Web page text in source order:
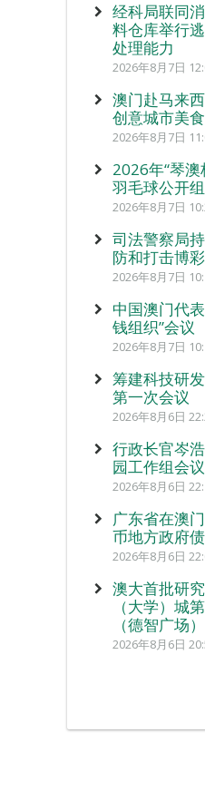
经科局联同
料仓库举行
处理能力
2026年8月7日
澳门赴马来
创意城市美
2026年8月7日
2026年“琴
羽毛球公开
2026年8月7日
司法警察局
防和打击博
2026年8月7日
中国澳门代
钱组织”会议
2026年8月7日
筹建科技研
第一次会议
2026年8月6日
行政长官岑
园工作组会议
2026年8月6日
广东省在澳
币地方政府
2026年8月6日
澳大首批研
（大学）
（德智广场）
2026年8月6日